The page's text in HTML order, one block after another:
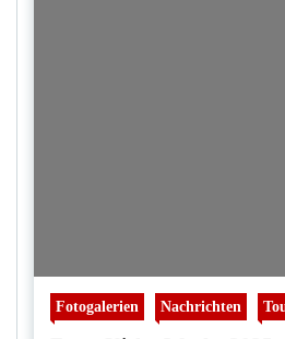
Fotogalerien Nachrichten